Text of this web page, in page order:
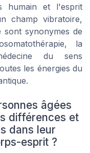
humain et l'esprit
champ vibratoire,
synonymes de
la
du sens
les énergies du
âgées
différences et
dans leur
esprit ?